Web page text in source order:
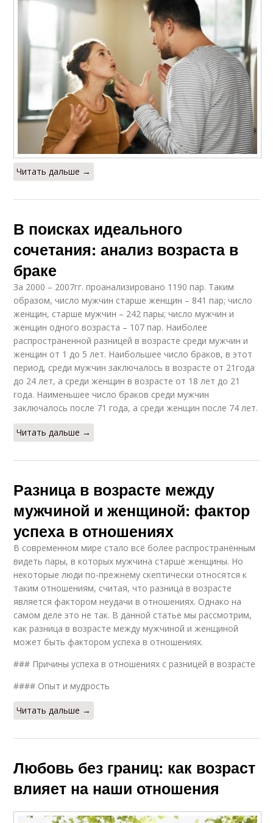
Читать дальше →
В поисках идеального
сочетания: анализ возраста в
браке
За 2000 – 2007гг. проанализировано 1190 пар. Таким
образом, число мужчин старше женщин – 841 пар; число
женщин, старше мужчин – 242 пары; число мужчин и
женщин одного возраста – 107 пар. Наиболее
распространенной разницей в возрасте среди мужчин и
женщин от 1 до 5 лет. Наибольшее число браков, в этот
период, среди мужчин заключалось в возрасте от 21года
до 24 лет, а среди женщин в возрасте от 18 лет до 21
года. Наименьшее число браков среди мужчин
заключалось после 71 года, а среди женщин после 74 лет.
Читать дальше →
Разница в возрасте между
мужчиной и женщиной: фактор
успеха в отношениях
В современном мире стало всё более распространённым
видеть пары, в которых мужчина старше женщины. Но
некоторые люди по-прежнему скептически относятся к
таким отношениям, считая, что разница в возрасте
является фактором неудачи в отношениях. Однако на
самом деле это не так. В данной статье мы рассмотрим,
как разница в возрасте между мужчиной и женщиной
может быть фактором успеха в отношениях.
### Причины успеха в отношениях с разницей в возрасте
#### Опыт и мудрость
Читать дальше →
Любовь без границ: как возраст
влияет на наши отношения